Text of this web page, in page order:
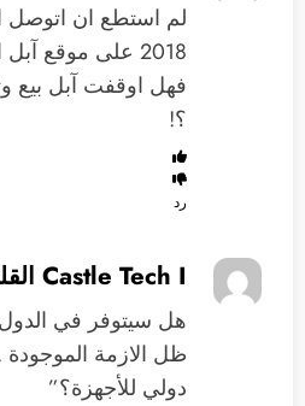
لم استطع ان اتوصل
2018 على موقع
فهل اوقفت آبل بيع
؟!
رد
Castle Tech I القلعة
هل سيتوفر في
ظل الازمة
دولي للأجهزة؟”